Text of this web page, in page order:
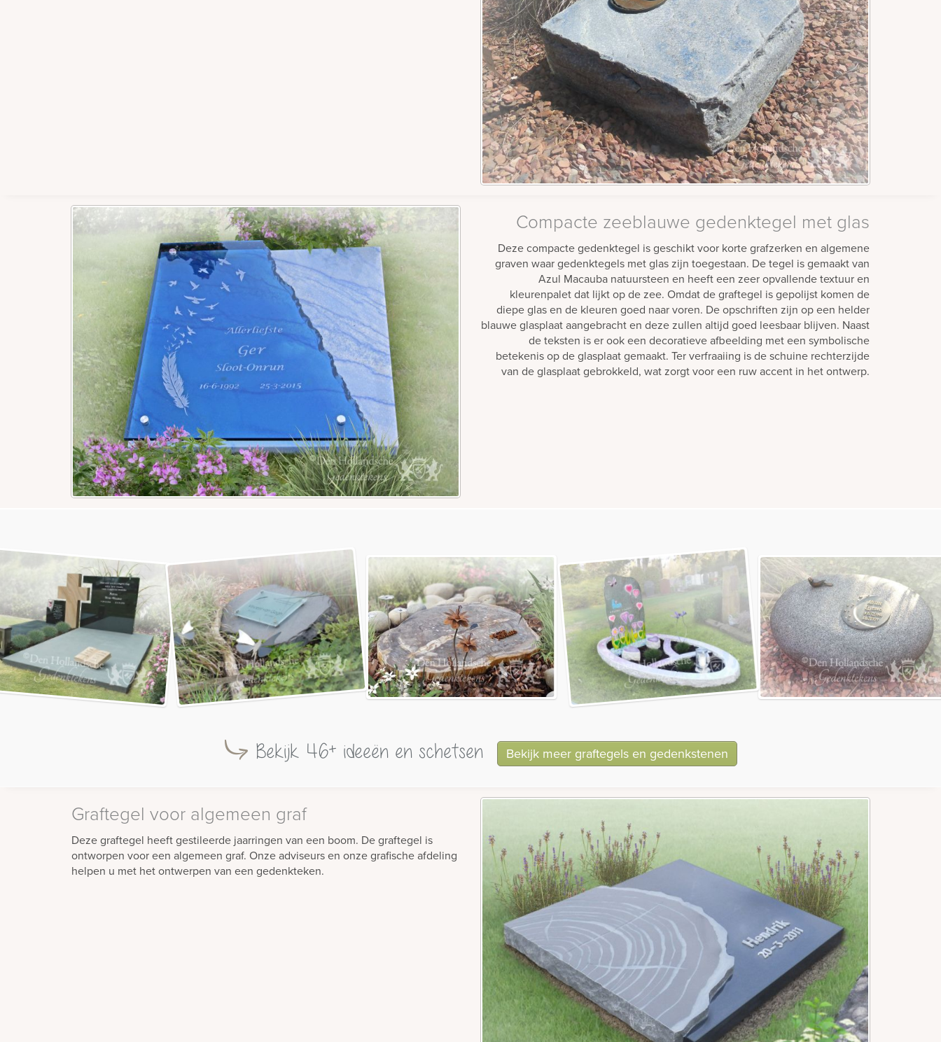
Compacte zeeblauwe gedenktegel met glas
Deze compacte gedenktegel is geschikt voor korte grafzerken en algemene
graven waar gedenktegels met glas zijn toegestaan. De tegel is gemaakt van
Azul Macauba natuursteen en heeft een zeer opvallende textuur en
kleurenpalet dat lijkt op de zee. Omdat de graftegel is gepolijst komen de
diepe glas en de kleuren goed naar voren. De opschriften zijn op een helder
blauwe glasplaat aangebracht en deze zullen altijd goed leesbaar blijven. Naast
de teksten is er ook een decoratieve afbeelding met een symbolische
betekenis op de glasplaat gemaakt. Ter verfraaiing is de schuine rechterzijde
van de glasplaat gebrokkeld, wat zorgt voor een ruw accent in het ontwerp.
Bekijk 46+ ideeën en schetsen Bekijk meer graftegels en gedenkstenen
Graftegel voor algemeen graf
Deze graftegel heeft gestileerde jaarringen van een boom. De graftegel is
ontworpen voor een algemeen graf. Onze adviseurs en onze grafische afdeling
helpen u met het ontwerpen van een gedenkteken.